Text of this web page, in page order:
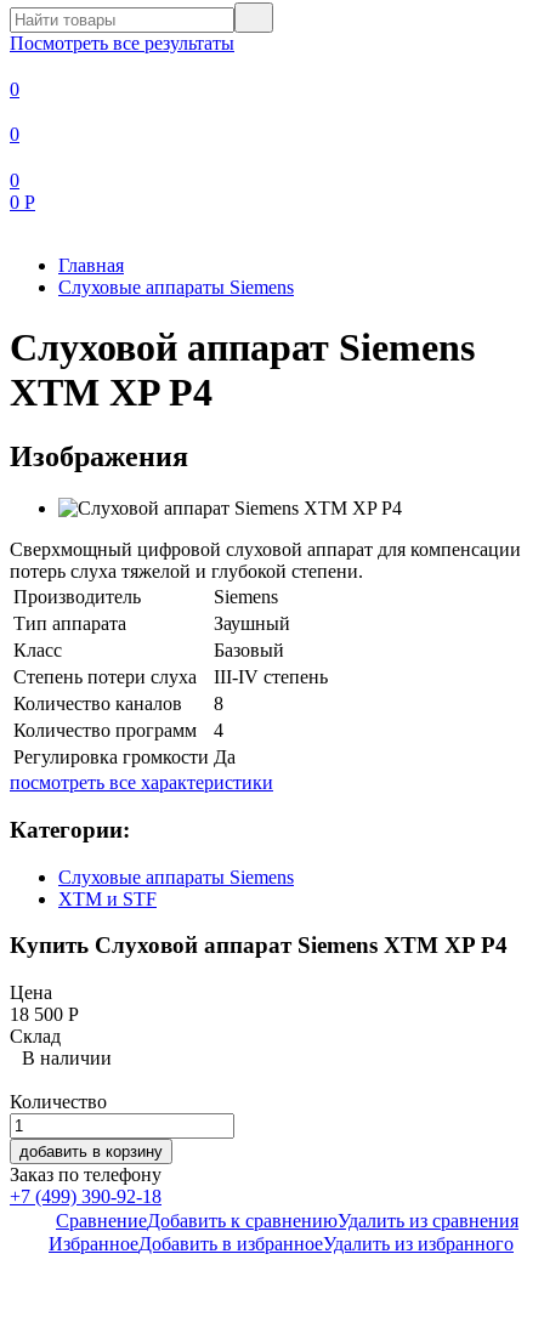
Посмотреть все результаты
0
0
0
0 Р
Главная
Слуховые аппараты Siemens
Слуховой аппарат Siemens
XTM XP P4
Изображения
Сверхмощный цифровой слуховой аппарат для компенсации
потерь слуха тяжелой и глубокой степени.
Производитель
Siemens
Тип аппарата
Заушный
Класс
Базовый
Степень потери слуха
III-IV степень
Количество каналов
8
Количество программ
4
Регулировка громкости Да
посмотреть все характеристики
Категории:
Слуховые аппараты Siemens
XTM и STF
Купить Слуховой аппарат Siemens XTM XP P4
Цена
18 500 Р
Склад
В наличии
Количество
добавить в корзину
Заказ по телефону
+7 (499) 390-92-18
СравнениеДобавить к сравнениюУдалить из сравнения
ИзбранноеДобавить в избранноеУдалить из избранного